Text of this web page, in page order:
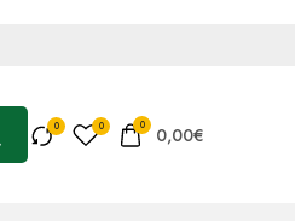
0 0,00€